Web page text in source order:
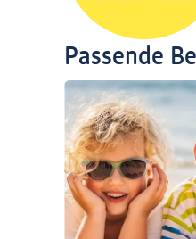
Passende